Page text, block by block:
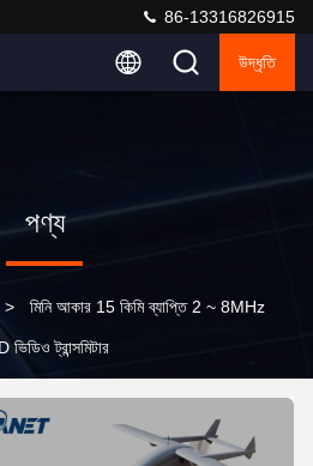
86-13316826915
উদ্ধৃতি
পণ্য
> মিনি আকার 15 কিমি ব্যাপ্তি 2 ~ 8MHz
ট্রান্সমিটার